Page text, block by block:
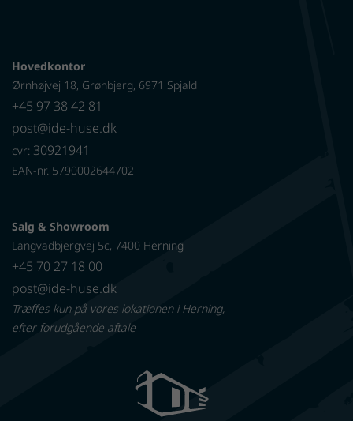
Hovedkontor
Ørnhøjvej 18, Grønbjerg, 6971 Spjald
+45 97 38 42 81
post@ide-huse.dk
cvr: 30921941
EAN-nr. 5790002644702
Salg & Showroom
Langvadbjergvej 5c, 7400 Herning
+45 70 27 18 00
post@ide-huse.dk
Træffes kun på vores lokationen i Herning,
efter forudgående aftale